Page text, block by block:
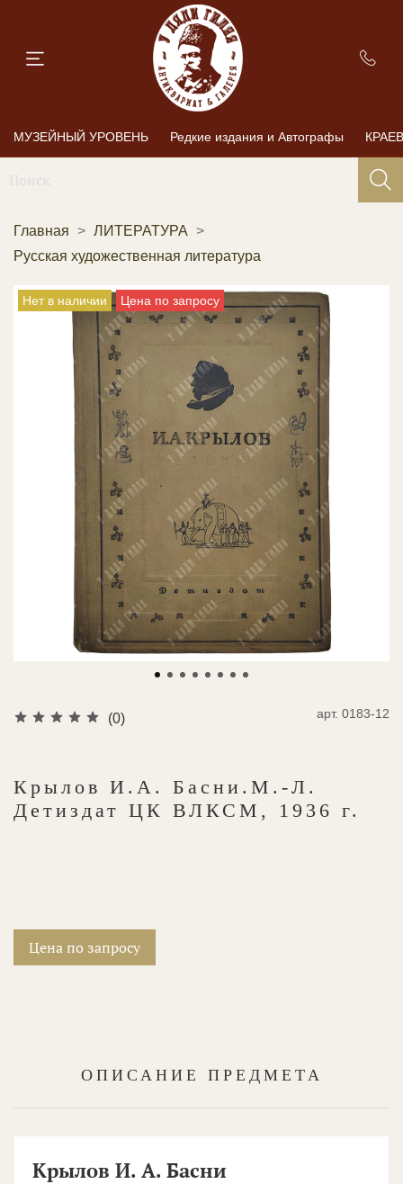
МУЗЕЙНЫЙ УРОВЕНЬ Редкие издания и Автографы
Главная
ЛИТЕРАТУРА
Русская художественная литература
Нет в наличии Цена по запросу
(0) арт. 0183-12
Крылов И.А. Басни.М.-Л.
Детиздат ЦК ВЛКСМ, 1936 г.
Цена по запросу
ОПИСАНИЕ ПРЕДМЕТА
Крылов И. А. Басни